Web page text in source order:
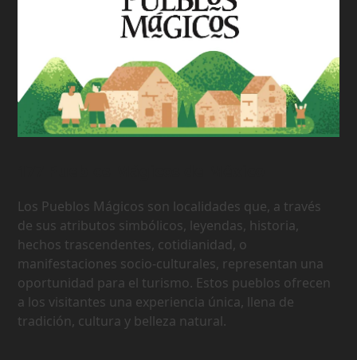
Los Pueblos Mágicos son localidades que, a través
de sus atributos simbólicos, leyendas, historia,
hechos trascendentes, cotidianidad, o
manifestaciones socio-culturales, representan una
oportunidad para el turismo. Estos pueblos ofrecen
a los visitantes una experiencia única, llena de
tradición, cultura y belleza natural.